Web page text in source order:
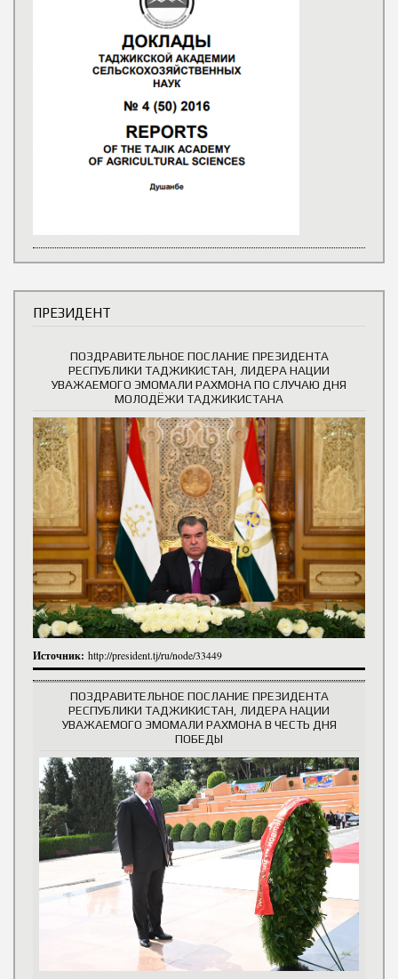
ПРЕЗИДЕНТ
ПОЗДРАВИТЕЛЬНОЕ ПОСЛАНИЕ ПРЕЗИДЕНТА
РЕСПУБЛИКИ ТАДЖИКИСТАН, ЛИДЕРА НАЦИИ
УВАЖАЕМОГО ЭМОМАЛИ РАХМОНА ПО СЛУЧАЮ ДНЯ
МОЛОДЁЖИ ТАДЖИКИСТАНА
Источник: http://president.tj/ru/node/33449
ПОЗДРАВИТЕЛЬНОЕ ПОСЛАНИЕ ПРЕЗИДЕНТА
РЕСПУБЛИКИ ТАДЖИКИСТАН, ЛИДЕРА НАЦИИ
УВАЖАЕМОГО ЭМОМАЛИ РАХМОНА В ЧЕСТЬ ДНЯ
ПОБЕДЫ